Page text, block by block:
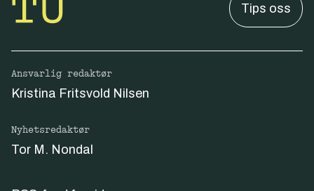
Tips oss
Ansvarlig redaktør
Kristina Fritsvold Nilsen
Nyhetsredaktør
Tor M. Nondal